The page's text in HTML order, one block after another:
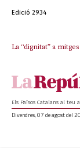
Edició 2934
La “dignitat” a
Junts exigeix
Els Països Catalans al teu
Divendres, 07 de agost del